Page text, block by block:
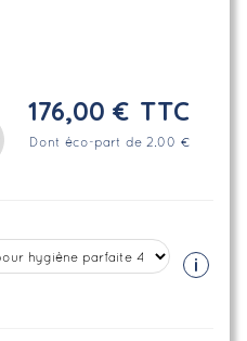
176,00 € TTC
Dont éco-part de 2.00 €
i